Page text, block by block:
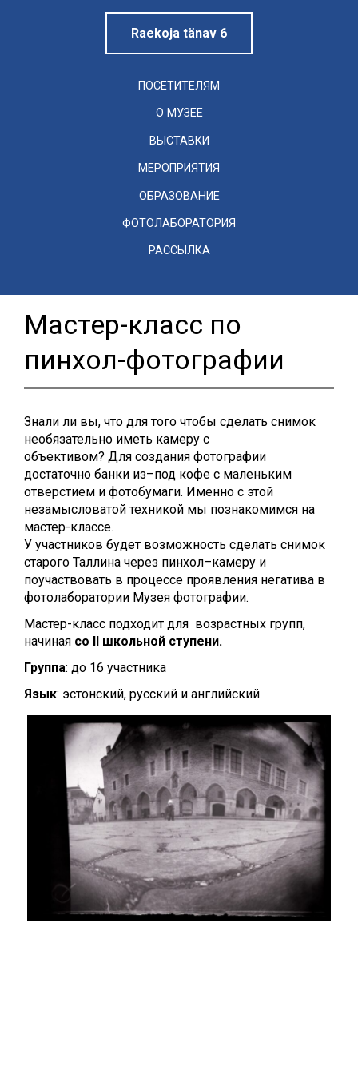
Raekoja tänav 6
ПОСЕТИТЕЛЯМ
О МУЗЕЕ
ВЫСТАВКИ
МЕРОПРИЯТИЯ
ОБРАЗОВАНИЕ
ФОТОЛАБОРАТОРИЯ
РАССЫЛКА
Мастер-класс по
пинхол-фотографии
Знали ли вы, что для того чтобы сделать снимок
необязательно иметь камеру с
объективом? Для создания фотографии
достаточно банки из–под кофе с маленьким
отверстием и фотобумаги. Именно с этой
незамысловатой техникой мы познакомимся на
мастер-классе.
У участников будет возможность сделать снимок
старого Таллина через пинхол–камеру и
поучаствовать в процессе проявления негатива в
фотолаборатории Музея фотографии.
Мастер-класс подходит для возрастных групп,
начиная со II школьной ступени.
Группа: до 16 участника
Язык: эстонский, русский и английский